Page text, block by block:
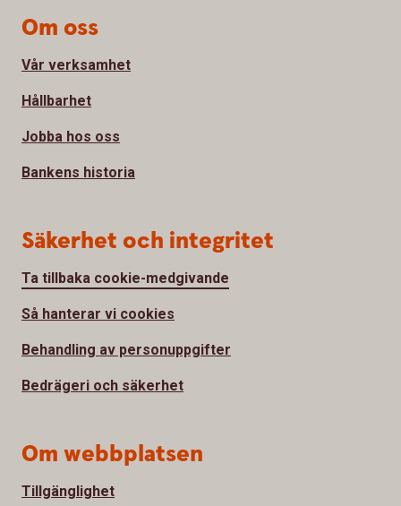
Om oss
Vår verksamhet
Hållbarhet
Jobba hos oss
Bankens historia
Säkerhet och integritet
Ta tillbaka cookie-medgivande
Så hanterar vi cookies
Behandling av personuppgifter
Bedrägeri och säkerhet
Om webbplatsen
Tillgänglighet